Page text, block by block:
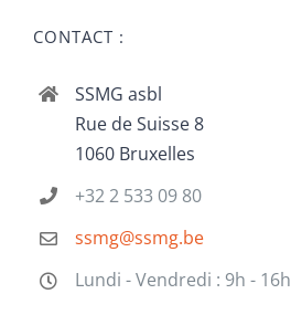
CONTACT :
SSMG asbl
Rue de Suisse 8
1060 Bruxelles
+32 2 533 09 80
ssmg@ssmg.be
Lundi - Vendredi : 9h - 16h